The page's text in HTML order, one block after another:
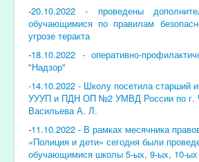
-20.10.2022 - проведены
обучающимися по правилам
угрозе теракта
-18.10.2022 - оперативно-
"Надзор"
-14.10.2022 - Школу посетила старший
УУУП и ПДН ОП №2 УМВД России по г.
Васильева А. Л.
-11.10.2022 - В рамках месячника
«Полиция и дети» сегодня были
обучающимися школы 5-ых, 9-ых, 10-ых